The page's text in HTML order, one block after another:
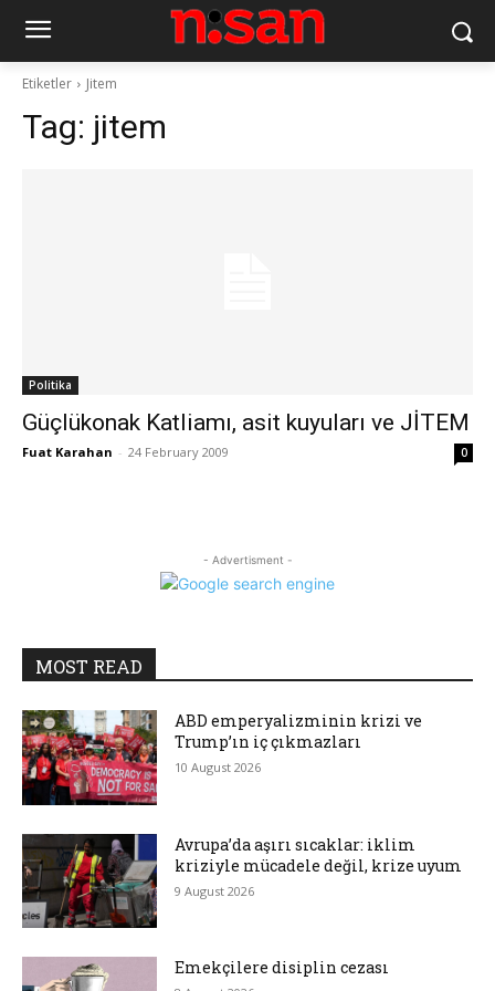
Etiketler Jitem
Tag: jitem
Politika
Güçlükonak Katliamı, asit kuyuları ve JİTEM
Fuat Karahan - 24 February 2009 0
- Advertisment -
MOST READ
ABD emperyalizminin krizi ve
Trump’ın iç çıkmazları
10 August 2026
Avrupa’da aşırı sıcaklar: iklim
kriziyle mücadele değil, krize uyum
9 August 2026
Emekçilere disiplin cezası